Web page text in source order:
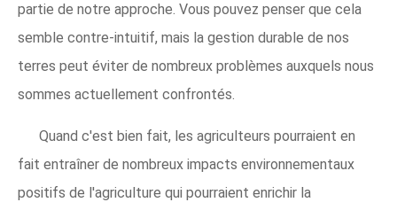
partie de notre approche. Vous pouvez penser que cela
semble contre-intuitif, mais la gestion durable de nos
terres peut éviter de nombreux problèmes auxquels nous
sommes actuellement confrontés.
Quand c'est bien fait, les agriculteurs pourraient en
fait entraîner de nombreux impacts environnementaux
positifs de l'agriculture qui pourraient enrichir la